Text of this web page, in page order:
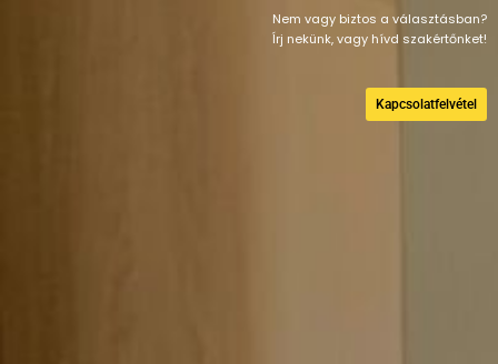
Nem vagy biztos a választásban?
Írj nekünk, vagy hívd szakértőnket!
Kapcsolatfelvétel